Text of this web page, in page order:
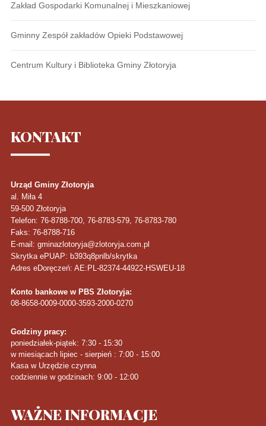
Zakład Gospodarki Komunalnej i Mieszkaniowej
Gminny Zespół zakładów Opieki Podstawowej
Centrum Kultury i Biblioteka Gminy Złotoryja
KONTAKT
Urząd Gminy Złotoryja
al. Miła 4
59-500 Złotoryja
Telefon: 76-8788-700, 76-8783-579, 76-8783-780
Faks: 76-8788-716
E-mail: gminazlotoryja@zlotoryja.com.pl
Skrytka ePUAP: b393q8pnlb/skrytka
Adres eDoręczeń: AE:PL-82374-44922-HSWEU-18
Konto bankowe w PBS Złotoryja:
08-8658-0009-0000-3593-2000-0270
Godziny pracy:
poniedziałek-piątek: 7:30 - 15:30
w miesiącach lipiec - sierpień : 7:00 - 15:00
Kasa w Urzędzie czynna
codziennie w godzinach: 9:00 - 12:00
WAŻNEINFORMACJE